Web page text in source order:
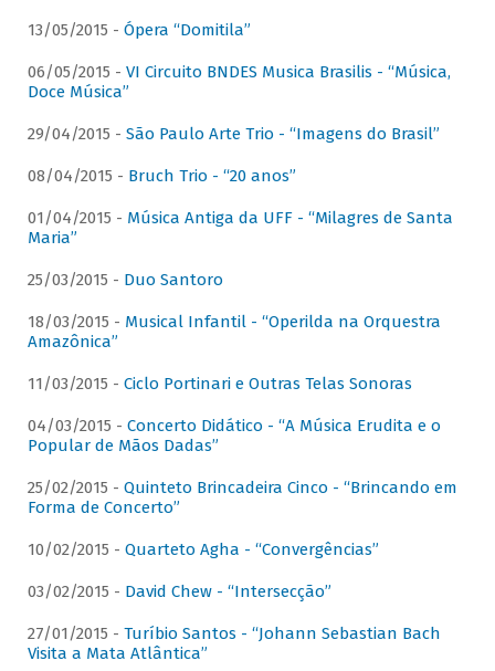
13/05/2015 - Ópera “Domitila”
06/05/2015 - VI Circuito BNDES Musica Brasilis - “Música,
Doce Música”
29/04/2015 - São Paulo Arte Trio - “Imagens do Brasil”
08/04/2015 - Bruch Trio - “20 anos”
01/04/2015 - Música Antiga da UFF - “Milagres de Santa
Maria”
25/03/2015 - Duo Santoro
18/03/2015 - Musical Infantil - “Operilda na Orquestra
Amazônica”
11/03/2015 - Ciclo Portinari e Outras Telas Sonoras
04/03/2015 - Concerto Didático - “A Música Erudita e o
Popular de Mãos Dadas”
25/02/2015 - Quinteto Brincadeira Cinco - “Brincando em
Forma de Concerto”
10/02/2015 - Quarteto Agha - “Convergências”
03/02/2015 - David Chew - “Intersecção”
27/01/2015 - Turíbio Santos - “Johann Sebastian Bach
Visita a Mata Atlântica”